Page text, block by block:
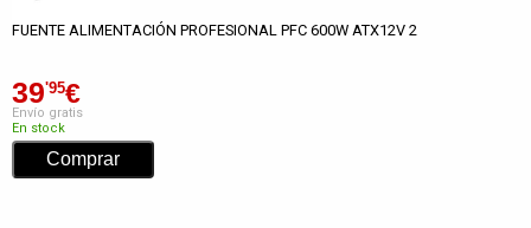
FUENTE ALIMENTACIÓN PROFESIONAL PFC 600W ATX12V 2
39'95€
Envío gratis
En stock